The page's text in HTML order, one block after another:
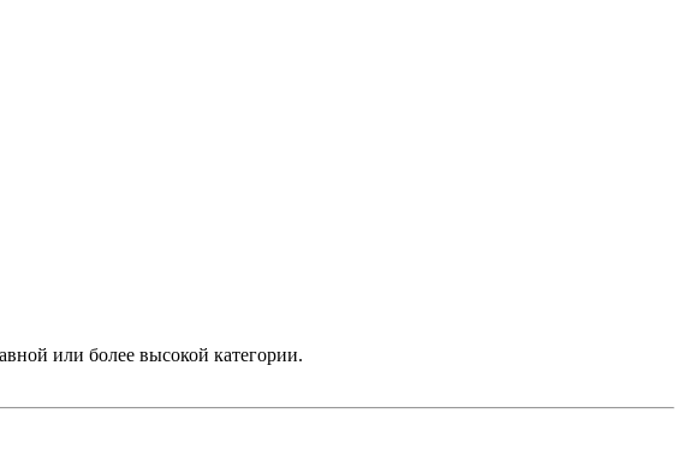
или более высокой категории.